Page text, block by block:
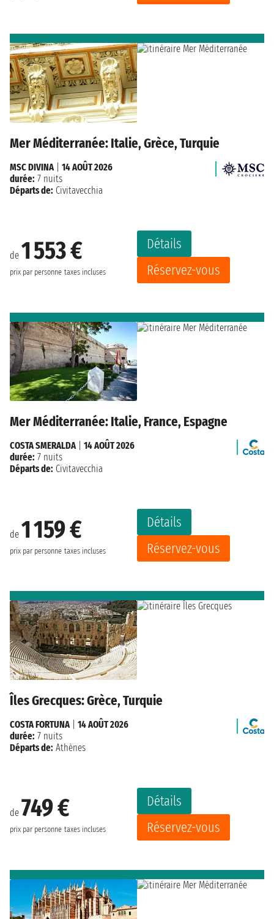
Mer Méditerranée: Italie, Grèce, Turquie
de 1 553 €
prix par personne taxes incluses
Détails
Réservez-vous
MSC DIVINA
14 AOÛT 2026
durée: 7 nuits
Départs de: Civitavecchia
Mer Méditerranée: Italie, France, Espagne
de 1 159 €
prix par personne taxes incluses
Détails
Réservez-vous
COSTA SMERALDA| 14 AOÛT 2026
durée: 7 nuits
Départs de: Civitavecchia
Îles Grecques: Grèce, Turquie
de 749 €
prix par personne taxes incluses
Détails
Réservez-vous
COSTA FORTUNA
14 AOÛT 2026
durée: 7 nuits
Départs de: Athènes